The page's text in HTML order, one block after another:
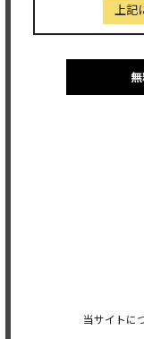
上記
当サイトに